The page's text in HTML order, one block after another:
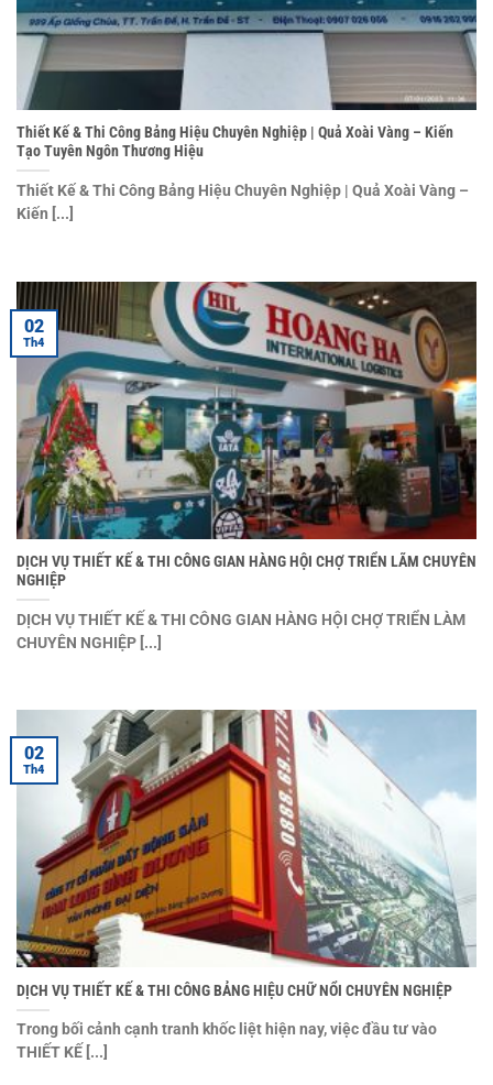
Thiết Kế & Thi Công Bảng Hiệu Chuyên Nghiệp | Quả Xoài Vàng – Kiến
Tạo Tuyên Ngôn Thương Hiệu
Thiết Kế & Thi Công Bảng Hiệu Chuyên Nghiệp | Quả Xoài Vàng –
Kiến [...]
DỊCH VỤ THIẾT KẾ & THI CÔNG GIAN HÀNG HỘI CHỢ TRIỂN LÃM CHUYÊN
NGHIỆP
DỊCH VỤ THIẾT KẾ & THI CÔNG GIAN HÀNG HỘI CHỢ TRIỂN LÀM
CHUYÊN NGHIỆP [...]
02
Th4
DỊCH VỤ THIẾT KẾ & THI CÔNG BẢNG HIỆU CHỮ NỔI CHUYÊN NGHIỆP
Trong bối cảnh cạnh tranh khốc liệt hiện nay, việc đầu tư vào
THIẾT KẾ [...]
02
Th4